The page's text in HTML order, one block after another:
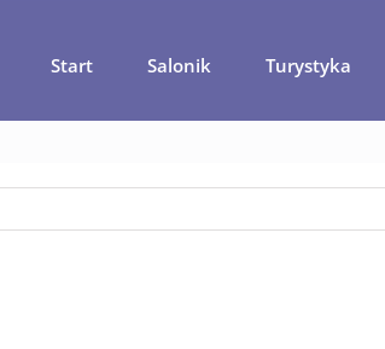
Start Salonik Turystyka
malta-z-plecakiem